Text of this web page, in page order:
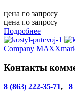
цена по запросу
цена по запросу
Подробнее
Company
Контакты
8 (863) 222-35-71, 8